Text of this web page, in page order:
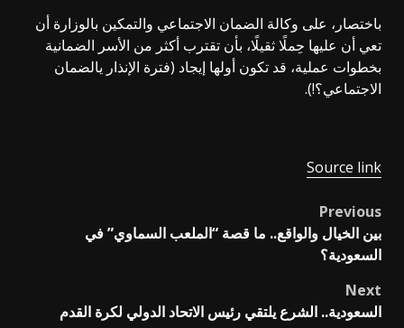
باختصار، على وكالة الضمان الاجتماعي والتمكين بالوزارة أن
تعي أن عليها حِملًا ثقيلًا، بأن تقترب أكثر من الأسر الضمانية
بخطوات عملية، قد تكون أولها إيجاد (فترة الإنذار يالضمان
الاجتماعي؟!).
Source link
Post
navigation
Previous
بين الخيال والواقع.. ما قصة “الملعب السماوي” في
السعودية؟
Next
السعودية.. الشرع يلتقي رئيس الاتحاد الدولي لكرة القدم